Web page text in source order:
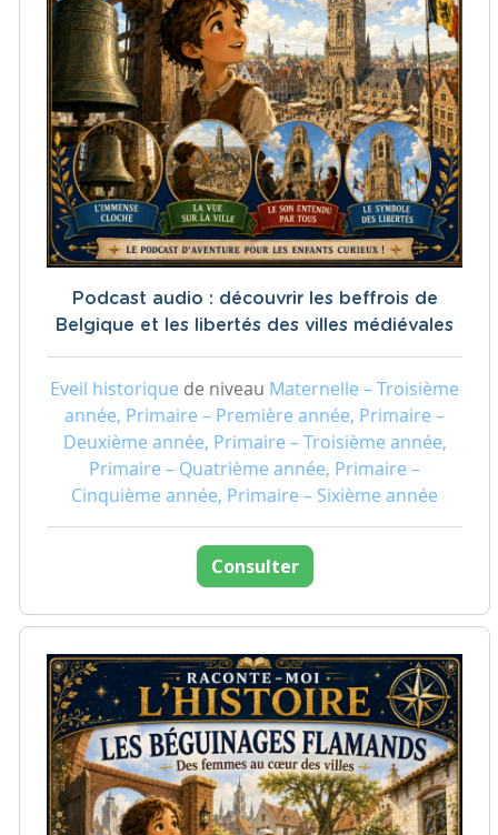
Podcast audio : découvrir les beffrois de
Belgique et les libertés des villes médiévales
Eveil historique de niveau Maternelle – Troisième
année, Primaire – Première année, Primaire –
Deuxième année, Primaire – Troisième année,
Primaire – Quatrième année, Primaire –
Cinquième année, Primaire – Sixième année
Consulter